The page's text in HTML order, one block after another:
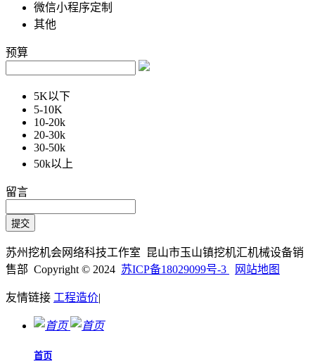
微信小程序定制
其他
预算
5K以下
5-10K
10-20k
20-30k
30-50k
50k以上
留言
苏州挖机会网络科技工作室 昆山市玉山镇挖机汇机械设备销
售部 Copyright © 2024 苏ICP备18029099号-3 网站地图
友情链接 工程造价|
首页